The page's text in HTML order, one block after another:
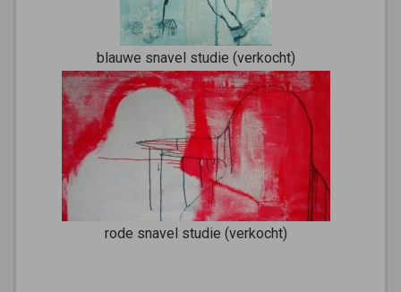
blauwe snavel studie (verkocht)
rode snavel studie (verkocht)